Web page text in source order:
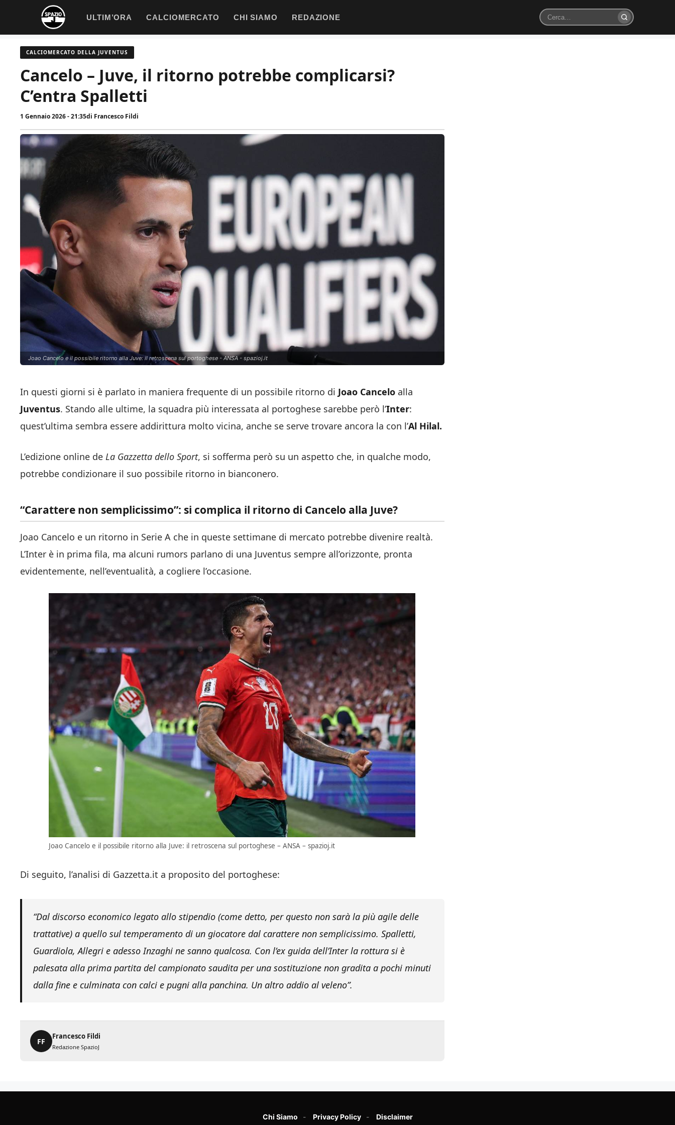
contenuto
ULTIM’ORA CALCIOMERCATO CHI SIAMO REDAZIONE
Cerca
CALCIOMERCATO DELLA JUVENTUS
Cancelo – Juve, il ritorno potrebbe complicarsi?
C’entra Spalletti
1 Gennaio 2026 - 21:35di Francesco Fildi
Joao Cancelo e il possibile ritorno alla Juve: il retroscena sul portoghese - ANSA - spazioj.it
In questi giorni si è parlato in maniera frequente di un possibile ritorno di Joao Cancelo alla
Juventus. Stando alle ultime, la squadra più interessata al portoghese sarebbe però l’Inter:
quest’ultima sembra essere addirittura molto vicina, anche se serve trovare ancora la con l’Al Hilal.
L’edizione online de La Gazzetta dello Sport, si sofferma però su un aspetto che, in qualche modo,
potrebbe condizionare il suo possibile ritorno in bianconero.
“Carattere non semplicissimo”: si complica il ritorno di Cancelo alla Juve?
Joao Cancelo e un ritorno in Serie A che in queste settimane di mercato potrebbe divenire realtà.
L’Inter è in prima fila, ma alcuni rumors parlano di una Juventus sempre all’orizzonte, pronta
evidentemente, nell’eventualità, a cogliere l’occasione.
Joao Cancelo e il possibile ritorno alla Juve: il retroscena sul portoghese – ANSA – spazioj.it
Di seguito, l’analisi di Gazzetta.it a proposito del portoghese:
“Dal discorso economico legato allo stipendio (come detto, per questo non sarà la più agile delle
trattative) a quello sul temperamento di un giocatore dal carattere non semplicissimo. Spalletti,
Guardiola, Allegri e adesso Inzaghi ne sanno qualcosa. Con l’ex guida dell’Inter la rottura si è
palesata alla prima partita del campionato saudita per una sostituzione non gradita a pochi minuti
dalla fine e culminata con calci e pugni alla panchina. Un altro addio al veleno”.
FF
Francesco Fildi
Redazione SpazioJ
Chi Siamo Privacy Policy Disclaimer